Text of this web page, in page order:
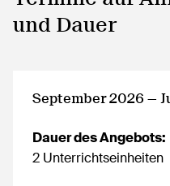
und Dauer
September 2026 —
Dauer des Angebots:
2 Unterrichtseinheiten